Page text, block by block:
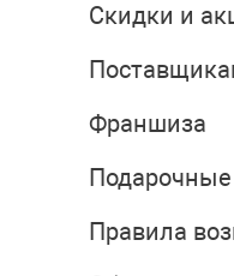
Скидки и
Франшиза
Правила